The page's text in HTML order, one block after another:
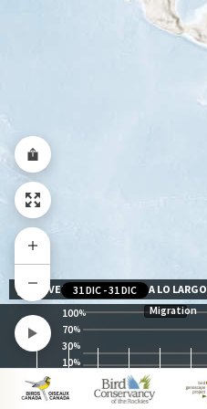
100%
70%
30%
10%
Migration
31 DIC -31 DIC
NIVEL DE EXPOSICIÓN A LO